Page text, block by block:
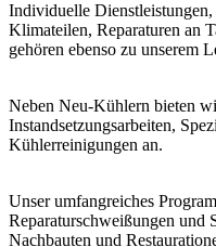
Individuelle
Klimateilen, Reparaturen an
gehören ebenso zu unserem
Neben Neu-Kühlern bieten
Instandsetzungsarbeiten,
Kühlerreinigungen an.
Unser umfangreiches
Reparaturschweißungen und
Nachbauten und